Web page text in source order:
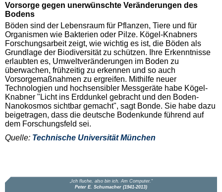
Vorsorge gegen unerwünschte Veränderungen des
Bodens
Böden sind der Lebensraum für Pflanzen, Tiere und für
Organismen wie Bakterien oder Pilze. Kögel-Knabners
Forschungsarbeit zeigt, wie wichtig es ist, die Böden als
Grundlage der Biodiversität zu schützen. Ihre Erkenntnisse
erlaubten es, Umweltveränderungen im Boden zu
überwachen, frühzeitig zu erkennen und so auch
Vorsorgemaßnahmen zu ergreifen. Mithilfe neuer
Technologien und hochsensibler Messgeräte habe Kögel-
Knabner "Licht ins Erddunkel gebracht und den Boden-
Nanokosmos sichtbar gemacht", sagt Bonde. Sie habe dazu
beigetragen, dass die deutsche Bodenkunde führend auf
dem Forschungsfeld sei.
Quelle: Technische Universität München